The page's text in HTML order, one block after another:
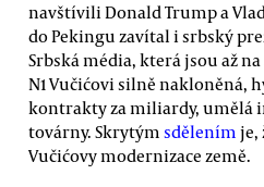
navštívili Donald Trump a
do Pekingu zavítal i srbský
Srbská média, která jsou až
N1 Vučićovi silně nakloněná,
kontrakty za miliardy, umělá
továrny. Skrytým sdělením je,
Vučićovy modernizace země.